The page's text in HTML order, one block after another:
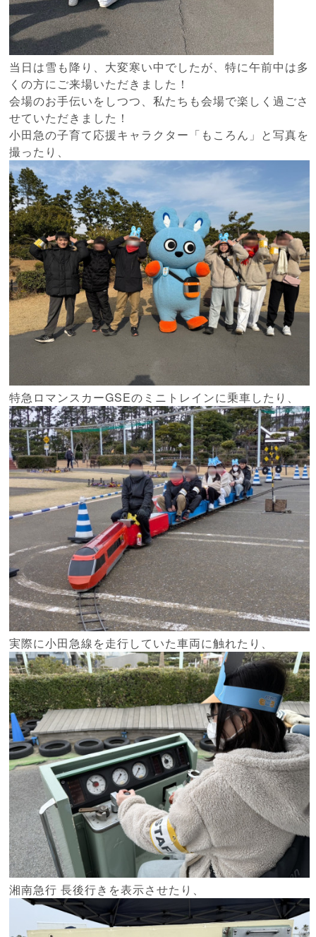
当日は雪も降り、大変寒い中でしたが、特に午前中は多
くの方にご来場いただきました！
会場のお手伝いをしつつ、私たちも会場で楽しく過ごさ
せていただきました！
小田急の子育て応援キャラクター「もころん」と写真を
撮ったり、
特急ロマンスカーGSEのミニトレインに乗車したり、
実際に小田急線を走行していた車両に触れたり、
湘南急行 長後行きを表示させたり、